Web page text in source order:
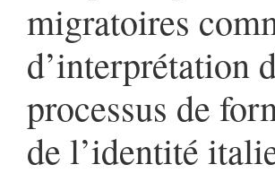
migratoires
d’interprétation
processus de
de l’identité